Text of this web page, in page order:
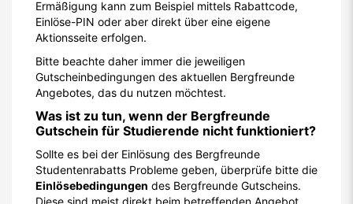
Ermäßigung kann zum Beispiel mittels Rabattcode,
Einlöse-PIN oder aber direkt über eine eigene
Aktionsseite erfolgen.
Bitte beachte daher immer die jeweiligen
Gutscheinbedingungen des aktuellen Bergfreunde
Angebotes, das du nutzen möchtest.
Was ist zu tun, wenn der Bergfreunde
Gutschein für Studierende nicht funktioniert?
Sollte es bei der Einlösung des Bergfreunde
Studentenrabatts Probleme geben, überprüfe bitte die
Einlösebedingungen des Bergfreunde Gutscheins.
Diese sind meist direkt beim betreffenden Angebot